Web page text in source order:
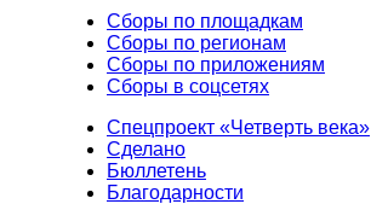
Сборы по площадкам
Сборы по регионам
Сборы по приложениям
Сборы в соцсетях
Спецпроект «Четверть века»
Сделано
Бюллетень
Благодарности